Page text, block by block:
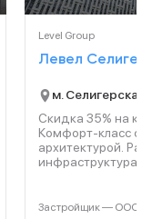
Level Group
Левел
м.
Скидка 35% на
Комфорт‑класс
архитектурой.
инфраструктура